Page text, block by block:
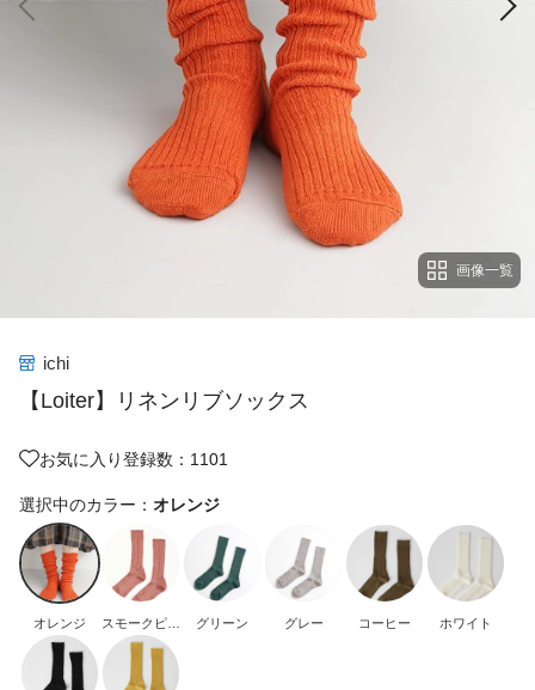
画像一覧
ichi
【Loiter】リネンリブソックス
お気に入り登録数：1101
選択中のカラー： オレンジ
オレンジ
スモークピン
ク
グリーン グレー コーヒー ホワイト